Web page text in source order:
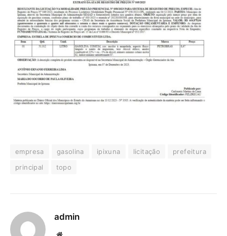
empresa gasolina ipixuna licitação
prefeitura
principal
topo
admin
Website